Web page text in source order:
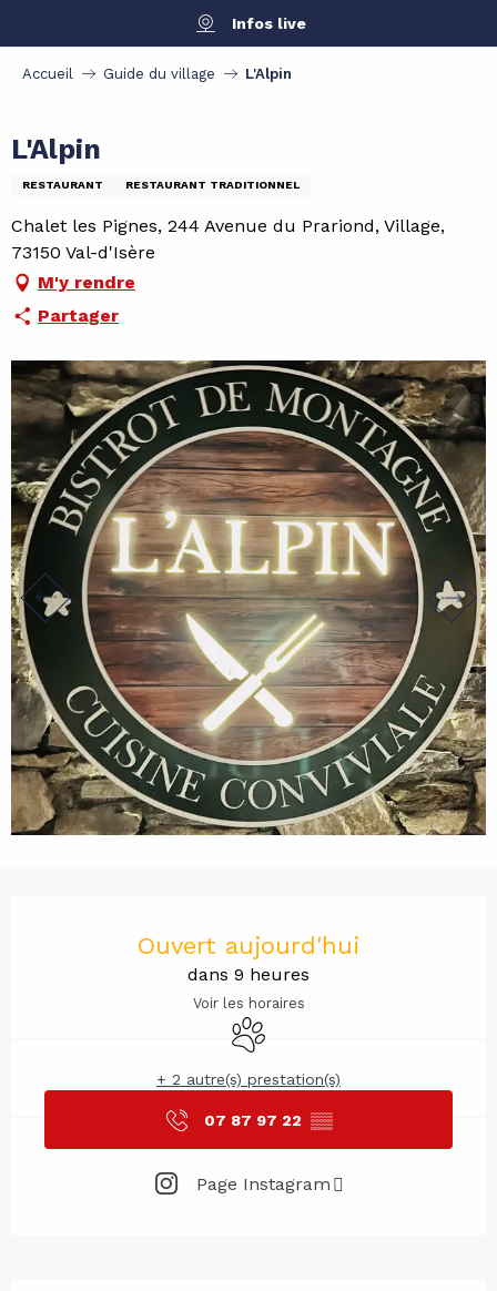
contenu
Infos live
Accueil Guide du village L'Alpin
L'Alpin
RESTAURANT RESTAURANT TRADITIONNEL
Chalet les Pignes, 244 Avenue du Prariond, Village,
73150 Val-d'Isère
M'y rendre
Partager
Ouvert aujourd'hui
dans 9 heures
Voir les horaires
Animaux acceptés
+ 2 autre(s) prestation(s)
07 87 97 22 ▒▒
Page Instagram